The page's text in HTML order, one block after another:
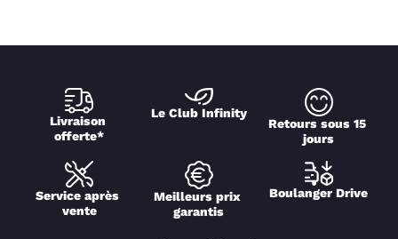
Livraison
offerte*
Le Club Infinity
Retours sous 15
jours
Service après
vente
Meilleurs prix
garantis
Boulanger Drive